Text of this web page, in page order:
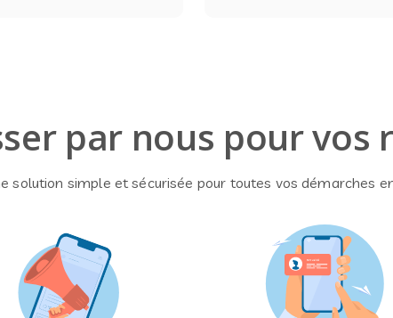
par nous pour vos
solution simple et sécurisée pour toutes vos démarches